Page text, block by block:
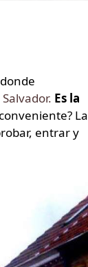
Es la
La
entrar y